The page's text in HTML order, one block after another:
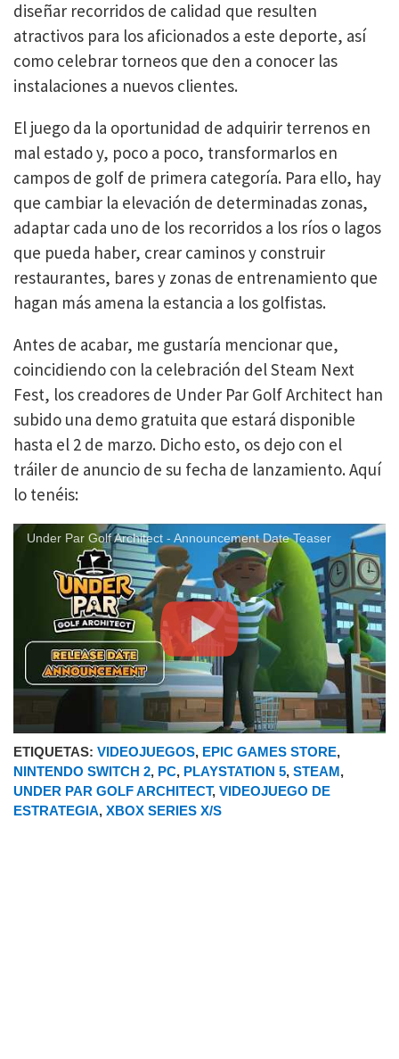
diseñar recorridos de calidad que resulten
atractivos para los aficionados a este deporte, así
como celebrar torneos que den a conocer las
instalaciones a nuevos clientes.
El juego da la oportunidad de adquirir terrenos en
mal estado y, poco a poco, transformarlos en
campos de golf de primera categoría. Para ello, hay
que cambiar la elevación de determinadas zonas,
adaptar cada uno de los recorridos a los ríos o lagos
que pueda haber, crear caminos y construir
restaurantes, bares y zonas de entrenamiento que
hagan más amena la estancia a los golfistas.
Antes de acabar, me gustaría mencionar que,
coincidiendo con la celebración del Steam Next
Fest, los creadores de Under Par Golf Architect han
subido una demo gratuita que estará disponible
hasta el 2 de marzo. Dicho esto, os dejo con el
tráiler de anuncio de su fecha de lanzamiento. Aquí
lo tenéis:
Under Par Golf Architect - Announcement Date Teaser
ETIQUETAS: VIDEOJUEGOS, EPIC GAMES STORE,
NINTENDO SWITCH 2, PC, PLAYSTATION 5, STEAM,
UNDER PAR GOLF ARCHITECT, VIDEOJUEGO DE
ESTRATEGIA, XBOX SERIES X/S